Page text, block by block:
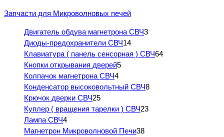
Запчасти для Микроволновых печей
Двигатель обдува магнетрона СВЧ3
Диоды-предохранители СВЧ14
Клавиатура ( панель сенсорная ) СВЧ64
Кнопки открывания дверей5
Колпачок магнетрона СВЧ4
Конденсатор высоковольтный СВЧ8
Крючок дверки СВЧ25
Куплер ( вращения тарелки ) СВЧ23
Лампа СВЧ4
Магнетрон Микроволновой Печи38